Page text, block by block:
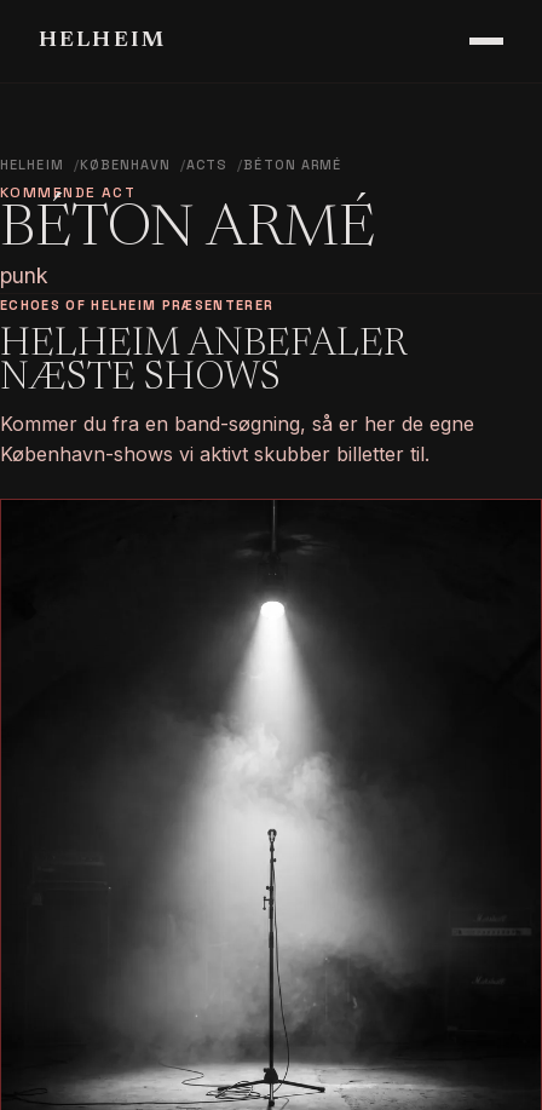
HELHEIM
HELHEIM KØBENHAVN ACTS BÉTON ARMÉ
KOMMENDE ACT
BÉTON ARMÉ
punk
ECHOES OF HELHEIM PRÆSENTERER
HELHEIM ANBEFALER
NÆSTE SHOWS
Kommer du fra en band-søgning, så er her de egne
København-shows vi aktivt skubber billetter til.